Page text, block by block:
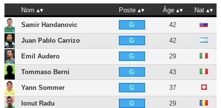
Nom Poste Âge
Nat
Samir Handanovic
G 42
Juan Pablo Carrizo G 42
Emil Audero G 29
Tommaso Berni G 43
Yann Sommer G 37
Ionut Radu G 29